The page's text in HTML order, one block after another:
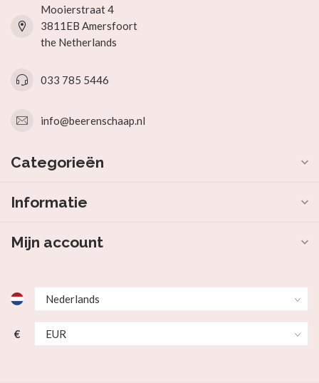
Mooierstraat 4
3811EB Amersfoort
the Netherlands
033 785 5446
info@beerenschaap.nl
Categorieën
Informatie
Mijn account
€